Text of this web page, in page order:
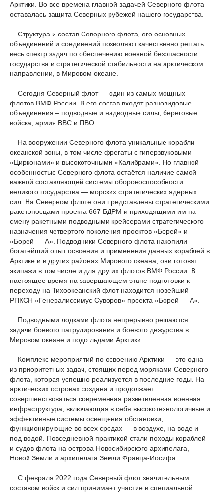
Арктики. Во все времена главной задачей Северного флота
оставалась защита Северных рубежей нашего государства.
Структура и состав Северного флота, его основных
объединений и соединений позволяют качественно решать
весь спектр задач по обеспечению военной безопасности
государства и стратегической стабильности на арктическом
направлении, в Мировом океане.
Сегодня Северный флот — один из самых мощных
флотов ВМФ России. В его состав входят разновидовые
объединения – подводные и надводные силы, береговые
войска, армия ВВС и ПВО.
На вооружении Северного флота уникальные корабли
океанской зоны, в том числе фрегаты с гиперзвуковыми
«Цирконами» и высокоточными «Калибрами». Но главной
особенностью Северного флота остаётся наличие самой
важной составляющей системы обороноспособности
великого государства — морских стратегических ядерных
сил. На Северном флоте они представлены стратегическими
ракетоносцами проекта 667 БДРМ и приходящими им на
смену ракетными подводными крейсерами стратегического
назначения четвертого поколения проектов «Борей» и
«Борей — А». Подводники Северного флота накопили
богатейший опыт освоения и применения данных кораблей в
Арктике и в других районах Мирового океана, они готовят
экипажи в том числе и для других флотов ВМФ России. В
настоящее время на завершающем этапе подготовки к
переходу на Тихоокеанский флот находится новейший
РПКСН «Генералиссимус Суворов» проекта «Борей — А».
Подводными лодками флота непрерывно решаются
задачи боевого патрулирования и боевого дежурства в
Мировом океане и подо льдами Арктики.
Комплекс мероприятий по освоению Арктики — это одна
из приоритетных задач, стоящих перед моряками Северного
флота, которая успешно реализуется в последние годы. На
арктических островах создана и продолжает
совершенствоваться современная разветвленная военная
инфраструктура, включающая в себя высокотехнологичные и
эффективные системы освещения обстановки,
функционирующие во всех средах — в воздухе, на воде и
под водой. Повседневной практикой стали походы кораблей
и судов флота на острова Новосибирского архипелага,
Новой Земли и архипелага Земли Франца-Иосифа.
С февраля 2022 года Северный флот значительным
составом войск и сил принимает участие в специальной